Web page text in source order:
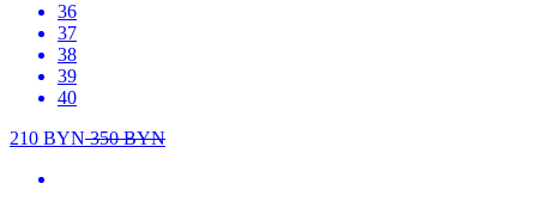
36
37
38
39
40
210 BYN350BYN